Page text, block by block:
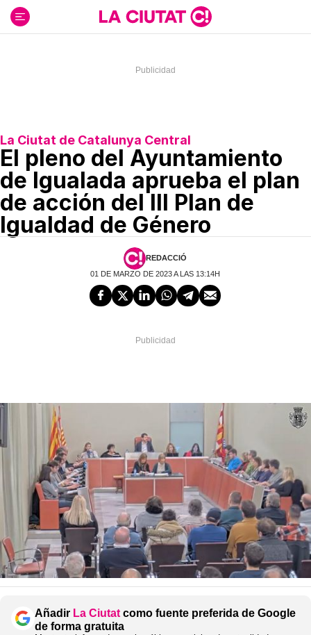
contenido
La Ciutat de Catalunya Central
El pleno del Ayuntamiento
de Igualada aprueba el plan
de acción del III Plan de
Igualdad de Género
REDACCIÓ
01 DE MARZO DE 2023 A LAS 13:14H
Añadir La Ciutat como fuente preferida de Google
de forma gratuita